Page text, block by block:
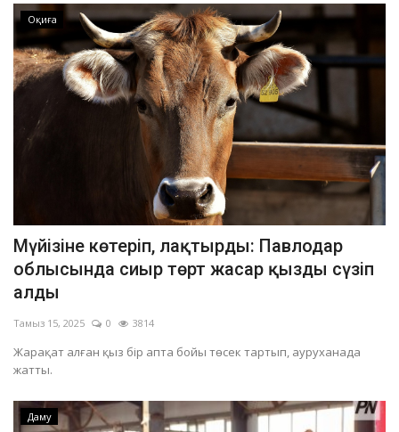
Оқиға
Мүйізіне көтеріп, лақтырды: Павлодар
облысында сиыр төрт жасар қызды сүзіп
алды
Тамыз 15, 2025 0 3814
Жарақат алған қыз бір апта бойы төсек тартып, ауруханада
жатты.
Даму